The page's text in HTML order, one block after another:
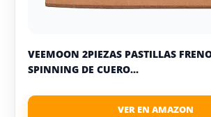
VEEMOON 2PIEZAS PASTILLAS
SPINNING DE CUERO...